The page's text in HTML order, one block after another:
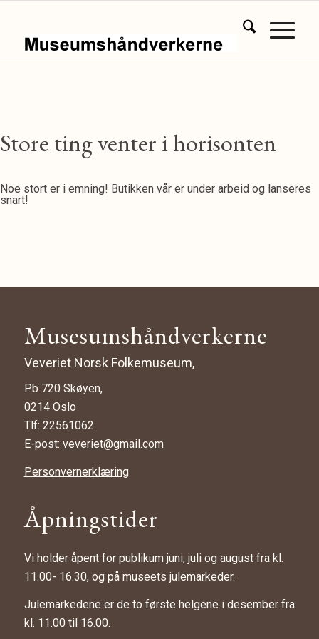
Store ting venter i horisonten
Noe stort er i emning! Butikken vår er under arbeid og lanseres
snart!
Musesumshåndverkerne
Veveriet Norsk Folkemuseum,
Pb 720 Skøyen,
0214 Oslo
Tlf: 22561062
E-post: veveriet@gmail.com
Personvernerklæring
Åpningstider
Vi holder åpent for publikum juni, juli og august fra kl.
11.00- 16.30, og på museets julemarkeder.
Julemarkedene er de to første helgene i desember fra
kl. 11.00 til 16.00.